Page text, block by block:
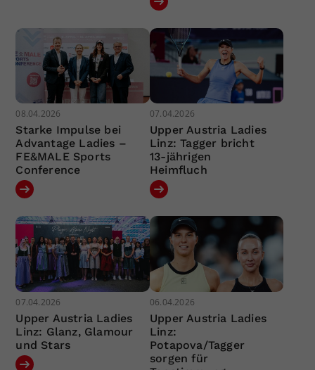
08.04.2026
Starke Impulse bei
Advantage Ladies –
FE&MALE Sports
Conference
07.04.2026
Upper Austria Ladies
Linz: Tagger bricht
13-jährigen
Heimfluch
07.04.2026
Upper Austria Ladies
Linz: Glanz, Glamour
und Stars
06.04.2026
Upper Austria Ladies
Linz:
Potapova/Tagger
sorgen für